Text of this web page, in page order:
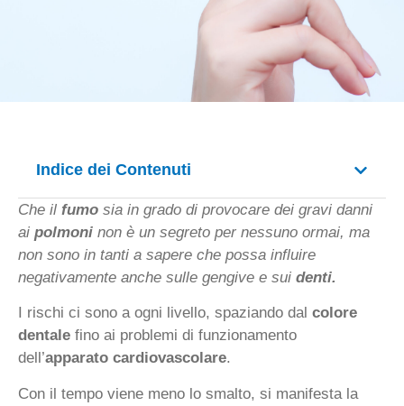
Indice dei Contenuti
Che il fumo sia in grado di provocare dei gravi danni
ai polmoni non è un segreto per nessuno ormai, ma
non sono in tanti a sapere che possa influire
negativamente anche sulle gengive e sui denti.
I rischi ci sono a ogni livello, spaziando dal colore
dentale fino ai problemi di funzionamento
dell’apparato cardiovascolare.
Con il tempo viene meno lo smalto, si manifesta la